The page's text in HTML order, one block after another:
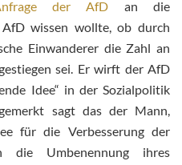
der AfD an die
wissen wollte, ob durch
Einwanderer die Zahl an
sei. Er wirft der AfD
Idee“ in der Sozialpolitik
sagt das der Mann,
für die Verbesserung der
die Umbenennung ihres